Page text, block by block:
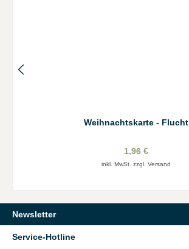
Weihnachtskarte - Flucht
1,96 €
inkl. MwSt. zzgl. Versand
Newsletter
Service-Hotline